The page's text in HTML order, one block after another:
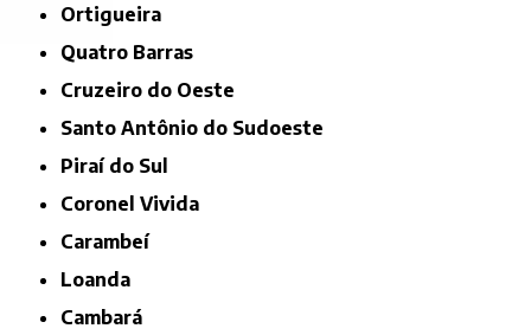
Ortigueira
Quatro Barras
Cruzeiro do Oeste
Santo Antônio do Sudoeste
Piraí do Sul
Coronel Vivida
Carambeí
Loanda
Cambará